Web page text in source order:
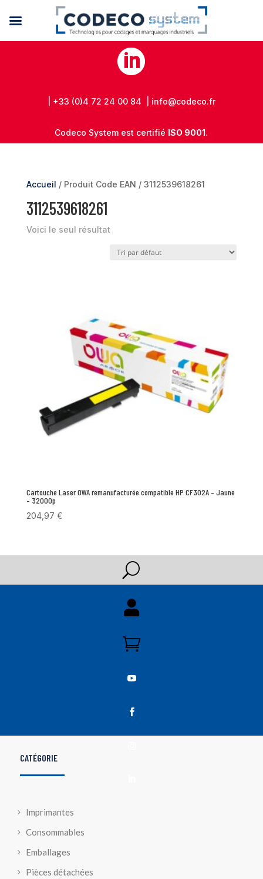

| +33 (0)4 72 24 00 84 | info@codeco.fr
Codeco System est certifié ISO 9001.
Accueil / Produit Code EAN / 3112539618261
3112539618261
Voici le seul résultat
Cartouche Laser OWA remanufacturée compatible HP CF302A – Jaune
– 32000p
204,97 €
U




CATÉGORIE
Imprimantes
Consommables
Emballages
Pièces détachées